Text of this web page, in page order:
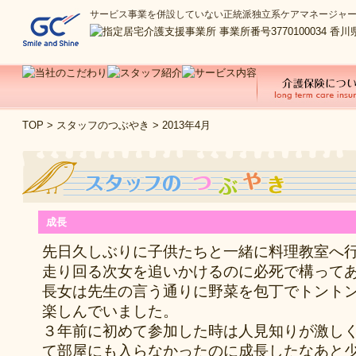
サービス事業を併設していない正統派独立系ケアマネージャ
TOP > スタッフのつぶやき > 2013年4月
成長
先日久しぶりに子供たちと一緒に料理教室へ
走り回る次女を追いかけるのに必死で構って
長女は先生の言う通りに野菜を包丁でトント
楽しんでいました。
３年前に初めて参加した時は人見知りが激し
て部屋にも入らなかったのに成長したなあと